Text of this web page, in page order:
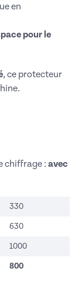
en
pour le
, ce protecteur
chiffrage : avec
330
630
1000
800